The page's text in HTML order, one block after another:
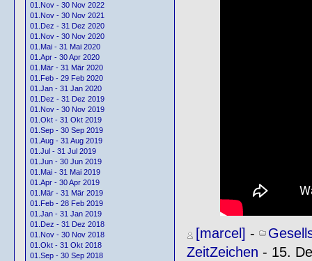
01.Nov - 30 Nov 2022
01.Nov - 30 Nov 2021
01.Dez - 31 Dez 2020
01.Nov - 30 Nov 2020
01.Mai - 31 Mai 2020
01.Apr - 30 Apr 2020
01.Mär - 31 Mär 2020
01.Feb - 29 Feb 2020
01.Jan - 31 Jan 2020
01.Dez - 31 Dez 2019
01.Nov - 30 Nov 2019
01.Okt - 31 Okt 2019
01.Sep - 30 Sep 2019
01.Aug - 31 Aug 2019
01.Jul - 31 Jul 2019
01.Jun - 30 Jun 2019
01.Mai - 31 Mai 2019
01.Apr - 30 Apr 2019
01.Mär - 31 Mär 2019
01.Feb - 28 Feb 2019
01.Jan - 31 Jan 2019
01.Dez - 31 Dez 2018
01.Nov - 30 Nov 2018
01.Okt - 31 Okt 2018
01.Sep - 30 Sep 2018
[marcel] -
ZeitZeichen - 15.